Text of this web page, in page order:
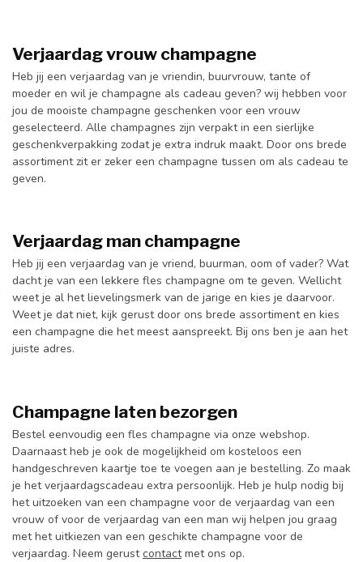
Verjaardag vrouw champagne
Heb jij een verjaardag van je vriendin, buurvrouw, tante of
moeder en wil je champagne als cadeau geven? wij hebben voor
jou de mooiste champagne geschenken voor een vrouw
geselecteerd. Alle champagnes zijn verpakt in een sierlijke
geschenkverpakking zodat je extra indruk maakt. Door ons brede
assortiment zit er zeker een champagne tussen om als cadeau te
geven.
Verjaardag man champagne
Heb jij een verjaardag van je vriend, buurman, oom of vader? Wat
dacht je van een lekkere fles champagne om te geven. Wellicht
weet je al het lievelingsmerk van de jarige en kies je daarvoor.
Weet je dat niet, kijk gerust door ons brede assortiment en kies
een champagne die het meest aanspreekt. Bij ons ben je aan het
juiste adres.
Champagne laten bezorgen
Bestel eenvoudig een fles champagne via onze webshop.
Daarnaast heb je ook de mogelijkheid om kosteloos een
handgeschreven kaartje toe te voegen aan je bestelling. Zo maak
je het verjaardagscadeau extra persoonlijk. Heb je hulp nodig bij
het uitzoeken van een champagne voor de verjaardag van een
vrouw of voor de verjaardag van een man wij helpen jou graag
met het uitkiezen van een geschikte champagne voor de
verjaardag. Neem gerustcontactmet ons op.